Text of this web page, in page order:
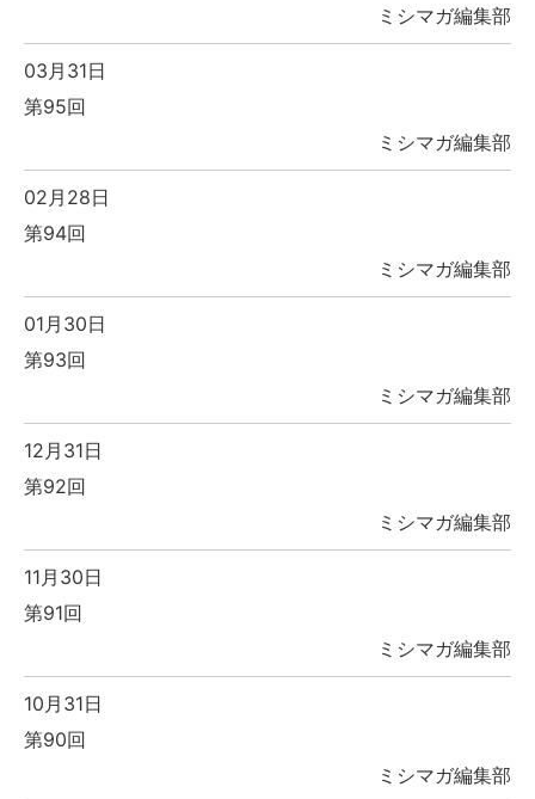
ミシマガ編集部
03月31日
第95回
ミシマガ編集部
02月28日
第94回
ミシマガ編集部
01月30日
第93回
ミシマガ編集部
12月31日
第92回
ミシマガ編集部
11月30日
第91回
ミシマガ編集部
10月31日
第90回
ミシマガ編集部